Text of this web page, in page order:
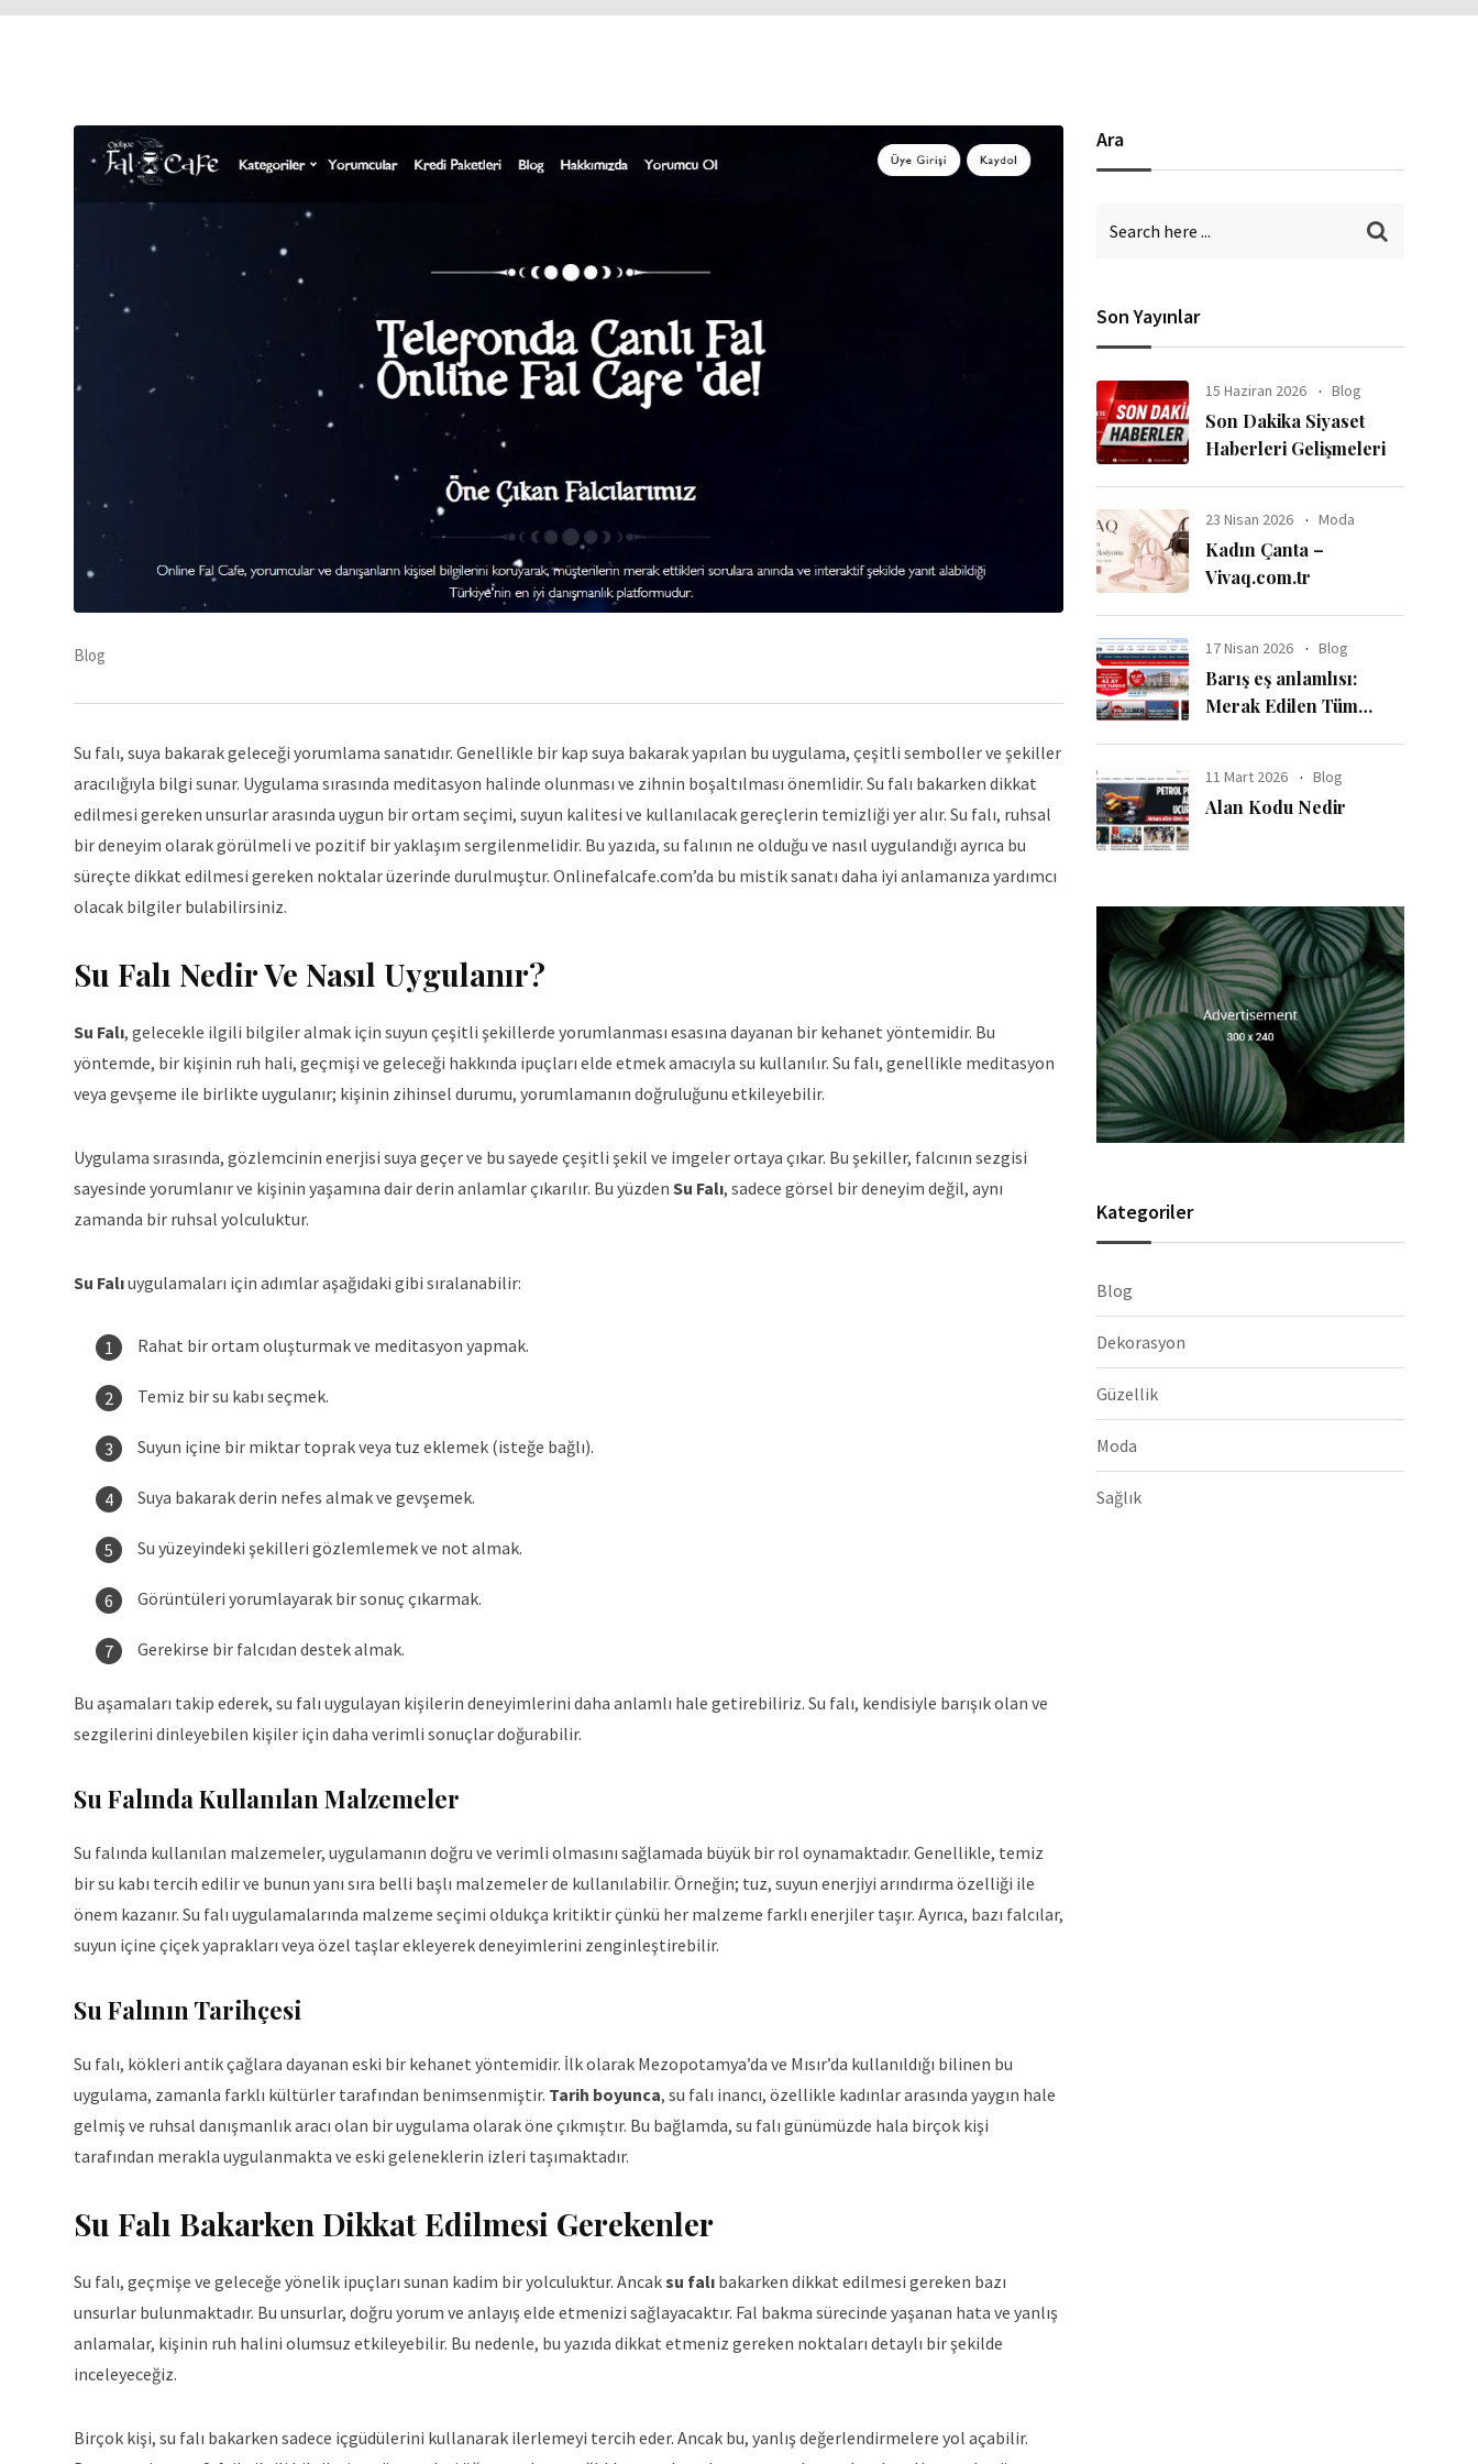
Blog
Su falı, suya bakarak geleceği yorumlama sanatıdır. Genellikle bir kap suya bakarak yapılan bu uygulama, çeşitli semboller ve şekiller
aracılığıyla bilgi sunar. Uygulama sırasında meditasyon halinde olunması ve zihnin boşaltılması önemlidir. Su falı bakarken dikkat
edilmesi gereken unsurlar arasında uygun bir ortam seçimi, suyun kalitesi ve kullanılacak gereçlerin temizliği yer alır. Su falı, ruhsal
bir deneyim olarak görülmeli ve pozitif bir yaklaşım sergilenmelidir. Bu yazıda, su falının ne olduğu ve nasıl uygulandığı ayrıca bu
süreçte dikkat edilmesi gereken noktalar üzerinde durulmuştur. Onlinefalcafe.com’da bu mistik sanatı daha iyi anlamanıza yardımcı
olacak bilgiler bulabilirsiniz.
Su Falı Nedir Ve Nasıl Uygulanır?
Su Falı, gelecekle ilgili bilgiler almak için suyun çeşitli şekillerde yorumlanması esasına dayanan bir kehanet yöntemidir. Bu
yöntemde, bir kişinin ruh hali, geçmişi ve geleceği hakkında ipuçları elde etmek amacıyla su kullanılır. Su falı, genellikle meditasyon
veya gevşeme ile birlikte uygulanır; kişinin zihinsel durumu, yorumlamanın doğruluğunu etkileyebilir.
Uygulama sırasında, gözlemcinin enerjisi suya geçer ve bu sayede çeşitli şekil ve imgeler ortaya çıkar. Bu şekiller, falcının sezgisi
sayesinde yorumlanır ve kişinin yaşamına dair derin anlamlar çıkarılır. Bu yüzden Su Falı, sadece görsel bir deneyim değil, aynı
zamanda bir ruhsal yolculuktur.
Su Falıuygulamaları için adımlar aşağıdaki gibi sıralanabilir:
Rahat bir ortam oluşturmak ve meditasyon yapmak.
Temiz bir su kabı seçmek.
Suyun içine bir miktar toprak veya tuz eklemek (isteğe bağlı).
Suya bakarak derin nefes almak ve gevşemek.
Su yüzeyindeki şekilleri gözlemlemek ve not almak.
Görüntüleri yorumlayarak bir sonuç çıkarmak.
Gerekirse bir falcıdan destek almak.
Bu aşamaları takip ederek, su falı uygulayan kişilerin deneyimlerini daha anlamlı hale getirebiliriz. Su falı, kendisiyle barışık olan ve
sezgilerini dinleyebilen kişiler için daha verimli sonuçlar doğurabilir.
Su Falında Kullanılan Malzemeler
Su falında kullanılan malzemeler, uygulamanın doğru ve verimli olmasını sağlamada büyük bir rol oynamaktadır. Genellikle, temiz
bir su kabı tercih edilir ve bunun yanı sıra belli başlı malzemeler de kullanılabilir. Örneğin; tuz, suyun enerjiyi arındırma özelliği ile
önem kazanır. Su falı uygulamalarında malzeme seçimi oldukça kritiktir çünkü her malzeme farklı enerjiler taşır. Ayrıca, bazı falcılar,
suyun içine çiçek yaprakları veya özel taşlar ekleyerek deneyimlerini zenginleştirebilir.
Su Falının Tarihçesi
Su falı, kökleri antik çağlara dayanan eski bir kehanet yöntemidir. İlk olarak Mezopotamya’da ve Mısır’da kullanıldığı bilinen bu
uygulama, zamanla farklı kültürler tarafından benimsenmiştir. Tarih boyunca, su falı inancı, özellikle kadınlar arasında yaygın hale
gelmiş ve ruhsal danışmanlık aracı olan bir uygulama olarak öne çıkmıştır. Bu bağlamda, su falı günümüzde hala birçok kişi
tarafından merakla uygulanmakta ve eski geleneklerin izleri taşımaktadır.
Su Falı Bakarken Dikkat Edilmesi Gerekenler
Su falı, geçmişe ve geleceğe yönelik ipuçları sunan kadim bir yolculuktur. Ancaksu falı bakarken dikkat edilmesi gereken bazı
unsurlar bulunmaktadır. Bu unsurlar, doğru yorum ve anlayış elde etmenizi sağlayacaktır. Fal bakma sürecinde yaşanan hata ve yanlış
anlamalar, kişinin ruh halini olumsuz etkileyebilir. Bu nedenle, bu yazıda dikkat etmeniz gereken noktaları detaylı bir şekilde
inceleyeceğiz.
Birçok kişi, su falı bakarken sadece içgüdülerini kullanarak ilerlemeyi tercih eder. Ancak bu, yanlış değerlendirmelere yol açabilir.
Ara
Son Yayınlar
15 Haziran 2026 Blog
Son Dakika Siyaset
Haberleri Gelişmeleri
23 Nisan 2026 Moda
Kadın Çanta –
Vivaq.com.tr
17 Nisan 2026 Blog
Barış eş anlamlısı:
Merak Edilen Tüm
11 Mart 2026 Blog
Alan Kodu Nedir
Kategoriler
Blog
Dekorasyon
Güzellik
Moda
Sağlık